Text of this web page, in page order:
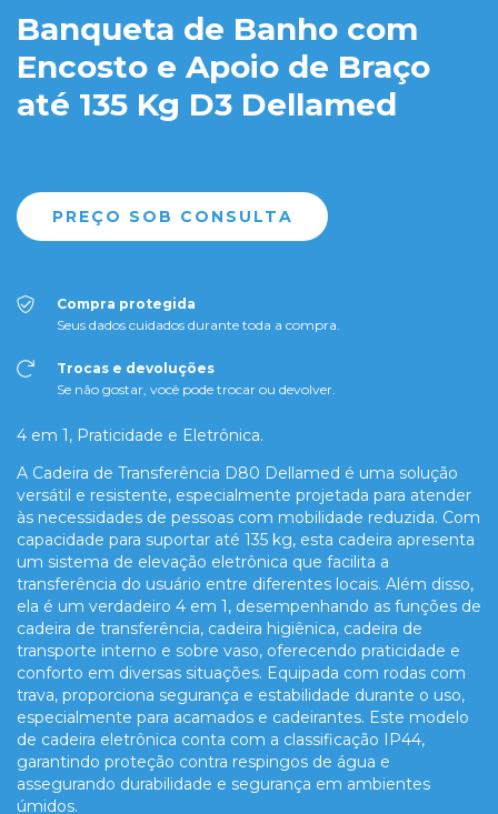
Banqueta de Banho com
Encosto e Apoio de Braço
até 135 Kg D3 Dellamed
Compra protegida
Seus dados cuidados durante toda a compra.
Trocas e devoluções
Se não gostar, você pode trocar ou devolver.
4 em 1, Praticidade e Eletrônica.
A Cadeira de Transferência D80 Dellamed é uma solução
versátil e resistente, especialmente projetada para atender
às necessidades de pessoas com mobilidade reduzida. Com
capacidade para suportar até 135 kg, esta cadeira apresenta
um sistema de elevação eletrônica que facilita a
transferência do usuário entre diferentes locais. Além disso,
ela é um verdadeiro 4 em 1, desempenhando as funções de
cadeira de transferência, cadeira higiênica, cadeira de
transporte interno e sobre vaso, oferecendo praticidade e
conforto em diversas situações. Equipada com rodas com
trava, proporciona segurança e estabilidade durante o uso,
especialmente para acamados e cadeirantes. Este modelo
de cadeira eletrônica conta com a classificação IP44,
garantindo proteção contra respingos de água e
assegurando durabilidade e segurança em ambientes
úmidos.